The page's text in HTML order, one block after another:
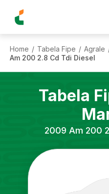
Home / Tabela Fipe / Agrale
Am 200 2.8 Cd Tdi Diesel
Tabela
2009 Am 200